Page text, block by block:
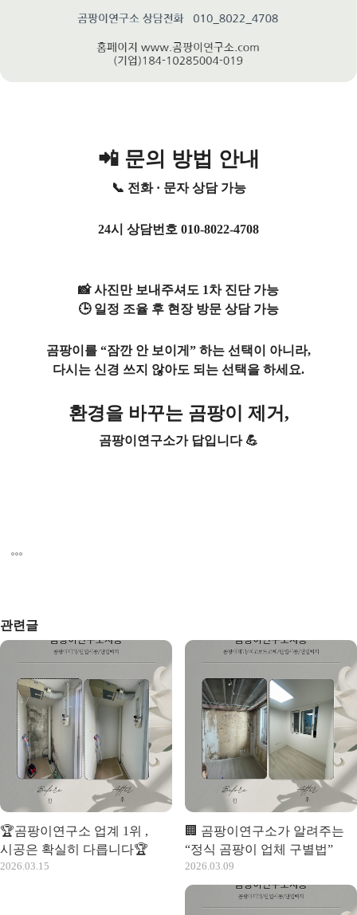
📲 문의 방법 안내
📞 전화 · 문자 상담 가능
24시 상담번호 010-8022-4708
📸 사진만 보내주셔도 1차 진단 가능
🕒 일정 조율 후 현장 방문 상담 가능
곰팡이를 “잠깐 안 보이게” 하는 선택이 아니라,
다시는 신경 쓰지 않아도 되는 선택을 하세요.
환경을 바꾸는 곰팡이 제거,
곰팡이연구소가 답입니다 💪
관련글
🏆곰팡이연구소 업계 1위 ,
시공은 확실히 다릅니다🏆
2026.03.15
🏢 곰팡이연구소가 알려주는
“정식 곰팡이 업체 구별법”
2026.03.09